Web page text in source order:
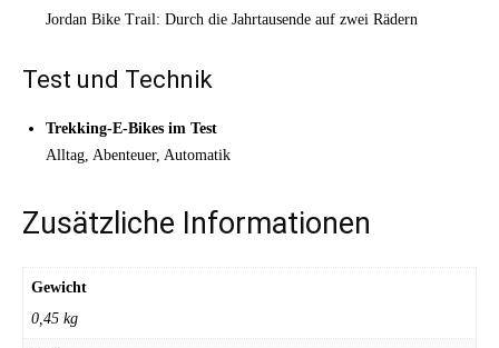
Jordan Bike Trail: Durch die Jahrtausende auf zwei Rädern
Test und Technik
Trekking-E-Bikes im Test
Alltag, Abenteuer, Automatik
Zusätzliche Informationen
Gewicht
0,45 kg